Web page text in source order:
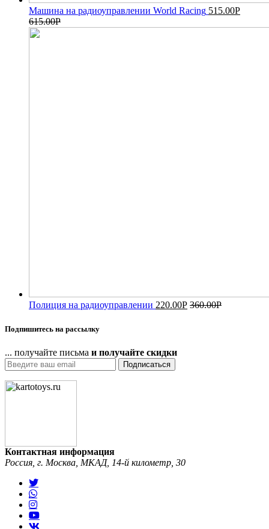
Машина на радиоуправлении World Racing 515.00Р
615.00Р
Полиция на радиоуправлении 220.00Р 360.00Р
Подпишитесь на рассылку
... получайте письма и получайте скидки
Подписаться
Контактная информация
Россия, г. Москва, МКАД, 14-й километр, 30